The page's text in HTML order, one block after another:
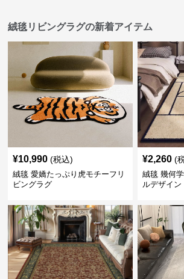
絨毯リビングラグの新着アイテム
¥10,990 (税込)
絨毯 愛嬌たっぷり虎モチーフリ
ビングラグ
¥2,260 (
絨毯 幾何
ルデザイ